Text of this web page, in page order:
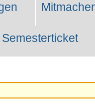
Semesterticket